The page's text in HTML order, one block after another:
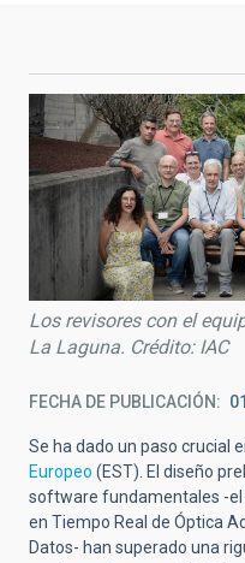
Los revisores con el
La Laguna. Crédito: IAC
FECHA DE PUBLICACIÓN
Se ha dado un paso crucial
Europeo (EST). El diseño
software fundamentales -el
en Tiempo Real de Óptica
Datos- han superado una